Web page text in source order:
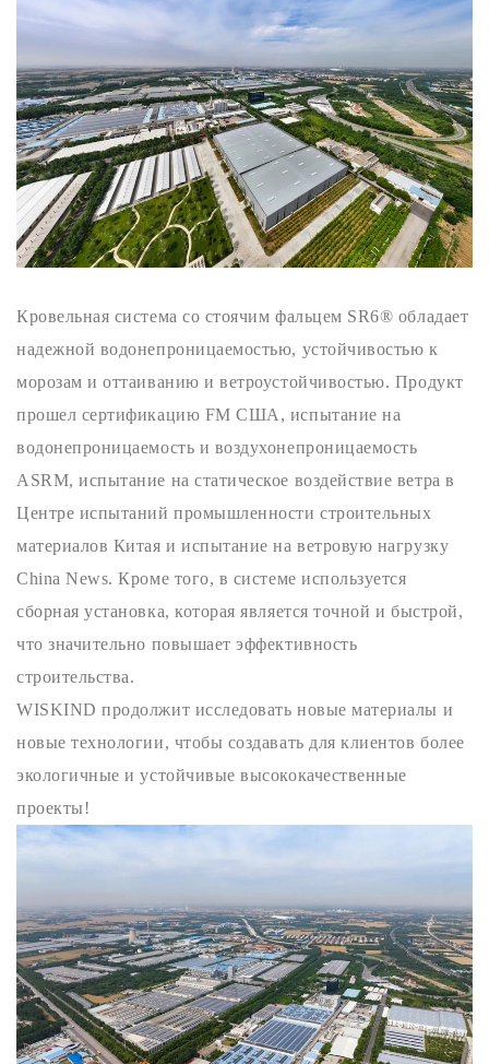
Кровельная система со стоячим фальцем SR6® обладает
надежной водонепроницаемостью, устойчивостью к
морозам и оттаиванию и ветроустойчивостью. Продукт
прошел сертификацию FM США, испытание на
водонепроницаемость и воздухонепроницаемость
ASRM, испытание на статическое воздействие ветра в
Центре испытаний промышленности строительных
материалов Китая и испытание на ветровую нагрузку
China News. Кроме того, в системе используется
сборная установка, которая является точной и быстрой,
что значительно повышает эффективность
строительства.
WISKIND продолжит исследовать новые материалы и
новые технологии, чтобы создавать для клиентов более
экологичные и устойчивые высококачественные
проекты!